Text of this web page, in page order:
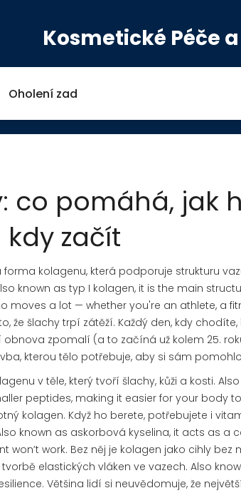
Oholení zad
co pomáhá, jak
kdy začít
forma kolagenu, která podporuje strukturu
known as typ I kolagen, it is the main
moves a lot — whether you're an athlete, a
že šlachy trpí zátěží. Každý den, kdy
zpomalí (a to začíná už kolem 25.
kterou tělo potřebuje, aby si sám
v těle, který tvoří šlachy, kůži a kosti.
peptides, making it easier for your body
kolagen. Když ho berete, potřebujete i
known as askorbová kyselina, it acts as a
won’t work. Bez něj je kolagen jako cihly bez
elastických vláken ve vazech. Also
Většina lidí si neuvědomuje, že